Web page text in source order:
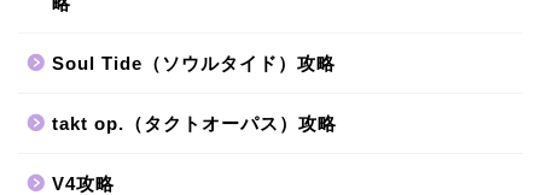
Soul Tide（ソウルタイド）攻略
takt op.（タクトオーパス）攻略
V4攻略